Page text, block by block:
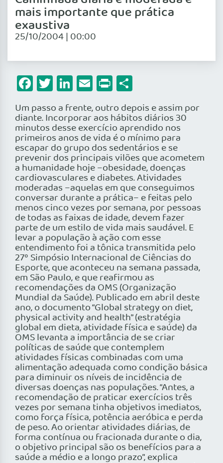
mais importante que prática
exaustiva
25/10/2004 | 00:00
Facebook
Twitter
LinkedIn
Email
Print
Um passo a frente, outro depois e assim por
diante. Incorporar aos hábitos diários 30
minutos desse exercício aprendido nos
primeiros anos de vida é o mínimo para
escapar do grupo dos sedentários e se
prevenir dos principais vilões que acometem
a humanidade hoje –obesidade, doenças
cardiovasculares e diabetes. Atividades
moderadas –aquelas em que conseguimos
conversar durante a prática– e feitas pelo
menos cinco vezes por semana, por pessoas
de todas as faixas de idade, devem fazer
parte de um estilo de vida mais saudável. E
levar a população à ação com esse
entendimento foi a tônica transmitida pelo
27º Simpósio Internacional de Ciências do
Esporte, que aconteceu na semana passada,
em São Paulo, e que reafirmou as
recomendações da OMS (Organização
Mundial da Saúde). Publicado em abril deste
ano, o documento “Global strategy on diet,
physical activity and health” (estratégia
global em dieta, atividade física e saúde) da
OMS levanta a importância de se criar
políticas de saúde que contemplem
atividades físicas combinadas com uma
alimentação adequada como condição básica
para diminuir os níveis de incidência de
diversas doenças nas populações. “Antes, a
recomendação de praticar exercícios três
vezes por semana tinha objetivos imediatos,
como força física, potência aeróbica e perda
de peso. Ao orientar atividades diárias, de
forma contínua ou fracionada durante o dia,
o objetivo principal são os benefícios para a
saúde a médio e a longo prazo”, explica